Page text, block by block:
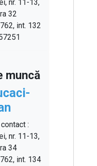
nr. 11-13,
32
int. 132
muncă
:
nr. 11-13,
34
int. 134